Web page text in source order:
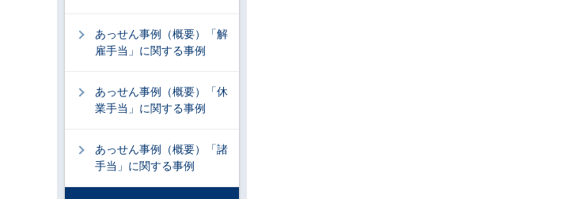
あっせん事例（概要）「解
雇手当」に関する事例
あっせん事例（概要）「休
業手当」に関する事例
あっせん事例（概要）「諸
手当」に関する事例